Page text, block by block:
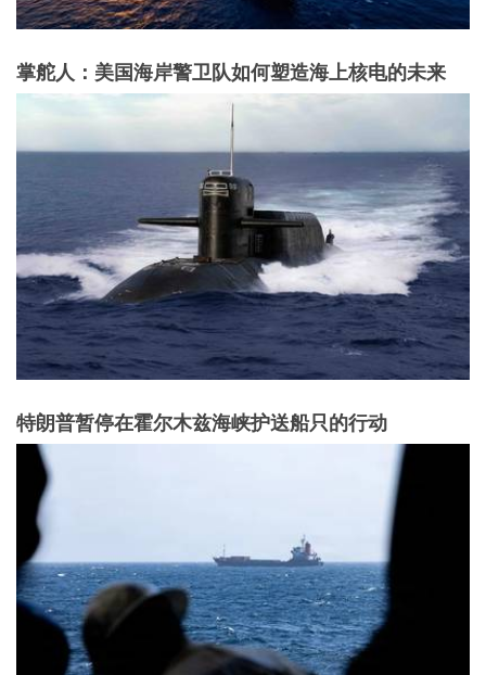
掌舵人：美国海岸警卫队如何塑造海上核电的未来
特朗普暂停在霍尔木兹海峡护送船只的行动